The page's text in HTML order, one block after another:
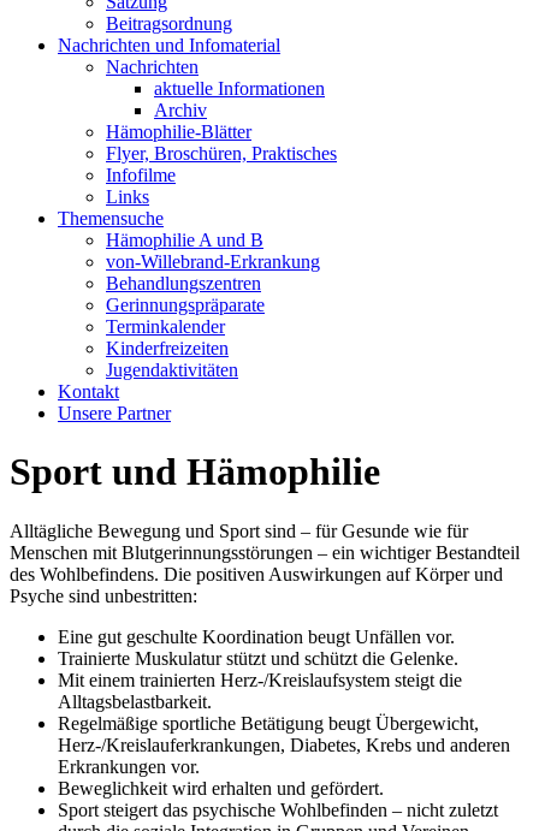
Beitragsordnung
Nachrichten und Infomaterial
Nachrichten
aktuelle Informationen
Archiv
Hämophilie-Blätter
Flyer, Broschüren, Praktisches
Infofilme
Links
Themensuche
Hämophilie A und B
von-Willebrand-Erkrankung
Behandlungszentren
Gerinnungspräparate
Terminkalender
Kinderfreizeiten
Jugendaktivitäten
Kontakt
Unsere Partner
Sport und Hämophilie
Alltägliche Bewegung und Sport sind – für Gesunde wie für
Menschen mit Blutgerinnungsstörungen – ein wichtiger Bestandteil
des Wohlbefindens. Die positiven Auswirkungen auf Körper und
Psyche sind unbestritten:
Eine gut geschulte Koordination beugt Unfällen vor.
Trainierte Muskulatur stützt und schützt die Gelenke.
Mit einem trainierten Herz-/Kreislaufsystem steigt die
Alltagsbelastbarkeit.
Regelmäßige sportliche Betätigung beugt Übergewicht,
Herz-/Kreislauferkrankungen, Diabetes, Krebs und anderen
Erkrankungen vor.
Beweglichkeit wird erhalten und gefördert.
Sport steigert das psychische Wohlbefinden – nicht zuletzt